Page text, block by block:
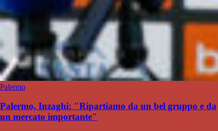
Palermo
Palermo, Inzaghi: "Ripartiamo da un bel gruppo e da
un mercato importante"